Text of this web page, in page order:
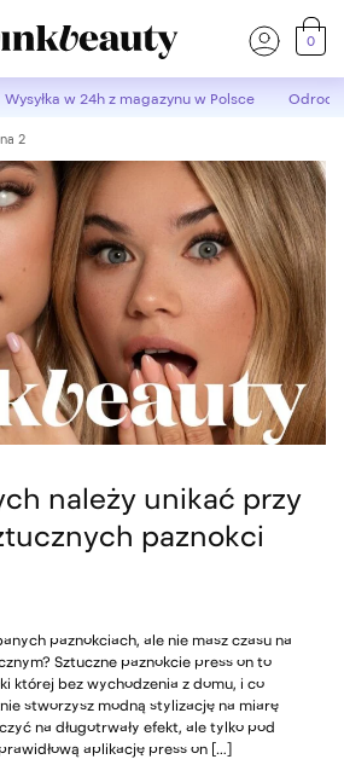
0
Wysyłka w 24h z magazynu w Polsce
2
należy unikać przy
paznokci
paznokciach, ale nie masz czasu na
Sztuczne paznokcie press on to
której bez wychodzenia z domu, i co
stworzysz modną stylizację na miarę
na długotrwały efekt, ale tylko pod
aplikację press on […]